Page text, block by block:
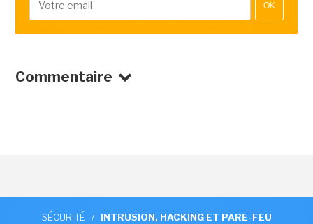
OK
Commentaire
SÉCURITÉ / INTRUSION, HACKING ET PARE-FEU